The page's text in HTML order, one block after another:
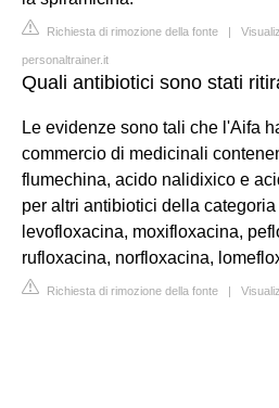
Richiesta di rimozione della fonte |
personaltrainer.it
Quali antibiotici sono stati
Le evidenze sono tali che l'Aifa
commercio di medicinali
flumechina, acido nalidixico e
per altri antibiotici della
levofloxacina, moxifloxacina,
rufloxacina, norfloxacina,
Richiesta di rimozione della fonte |